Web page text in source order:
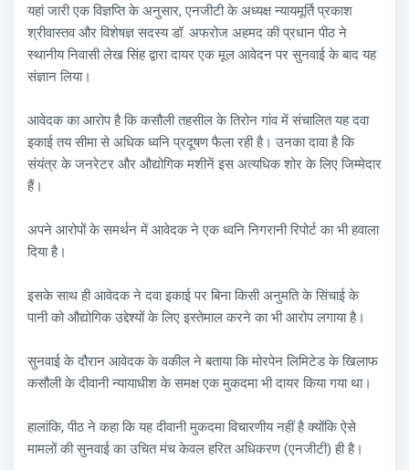
यहां जारी एक विज्ञप्ति के अनुसार, एनजीटी के अध्यक्ष न्यायमूर्ति प्रकाश
श्रीवास्तव और विशेषज्ञ सदस्य डॉ. अफरोज अहमद की प्रधान पीठ ने
स्थानीय निवासी लेख सिंह द्वारा दायर एक मूल आवेदन पर सुनवाई के बाद यह
संज्ञान लिया।
आवेदक का आरोप है कि कसौली तहसील के तिरोन गांव में संचालित यह दवा
इकाई तय सीमा से अधिक ध्वनि प्रदूषण फैला रही है। उनका दावा है कि
संयंत्र के जनरेटर और औद्योगिक मशीनें इस अत्यधिक शोर के लिए जिम्मेदार
हैं।
अपने आरोपों के समर्थन में आवेदक ने एक ध्वनि निगरानी रिपोर्ट का भी हवाला
दिया है।
इसके साथ ही आवेदक ने दवा इकाई पर बिना किसी अनुमति के सिंचाई के
पानी को औद्योगिक उद्देश्यों के लिए इस्तेमाल करने का भी आरोप लगाया है।
सुनवाई के दौरान आवेदक के वकील ने बताया कि मोरपेन लिमिटेड के खिलाफ
कसौली के दीवानी न्यायाधीश के समक्ष एक मुकदमा भी दायर किया गया था।
हालांकि, पीठ ने कहा कि यह दीवानी मुकदमा विचारणीय नहीं है क्योंकि ऐसे
मामलों की सुनवाई का उचित मंच केवल हरित अधिकरण (एनजीटी) ही है।